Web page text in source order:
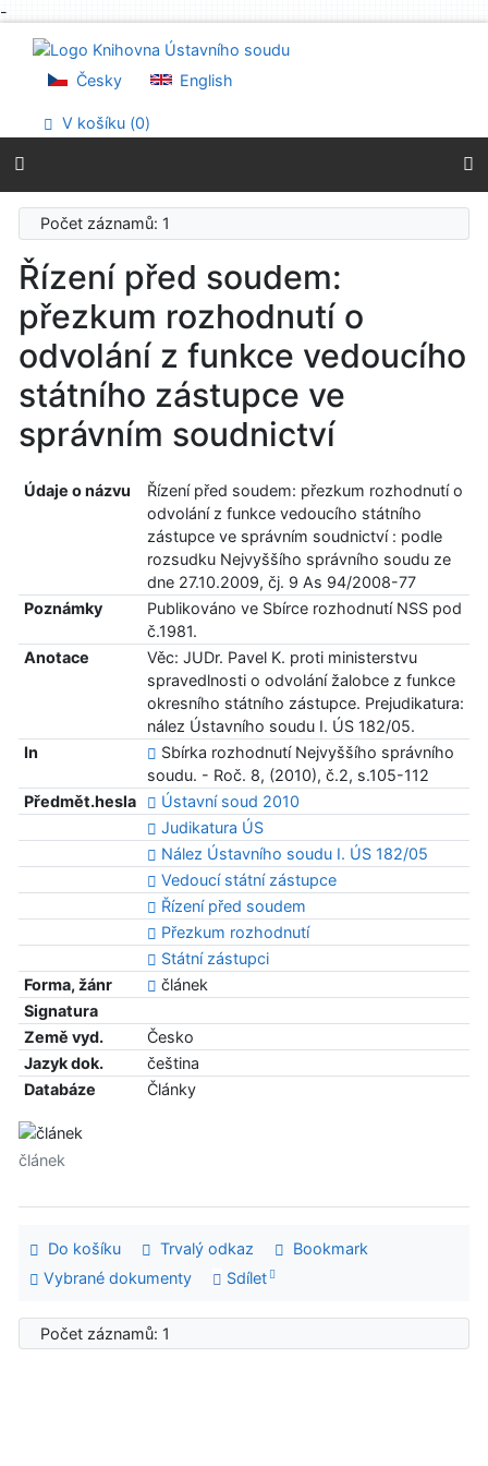
-
Přejít na menu
Prohlášení o webové přístupnosti
Česky English
V košíku (0)
Počet záznamů: 1
Řízení před soudem:
přezkum rozhodnutí o
odvolání z funkce vedoucího
státního zástupce ve
správním soudnictví
Údaje o názvu
Řízení před soudem: přezkum rozhodnutí o
odvolání z funkce vedoucího státního
zástupce ve správním soudnictví : podle
rozsudku Nejvyššího správního soudu ze
dne 27.10.2009, čj. 9 As 94/2008-77
Poznámky
Publikováno ve Sbírce rozhodnutí NSS pod
č.1981.
Anotace
Věc: JUDr. Pavel K. proti ministerstvu
spravedlnosti o odvolání žalobce z funkce
okresního státního zástupce. Prejudikatura:
nález Ústavního soudu I. ÚS 182/05.
In
Sbírka rozhodnutí Nejvyššího správního
soudu. - Roč. 8, (2010), č.2, s.105-112
Předmět.hesla
Ústavní soud 2010
Judikatura ÚS
Nález Ústavního soudu I. ÚS 182/05
Vedoucí státní zástupce
Řízení před soudem
Přezkum rozhodnutí
Státní zástupci
Forma, žánr
článek
Signatura
Země vyd.
Česko
Jazyk dok.
čeština
Databáze
Články
článek
Do košíku Trvalý odkaz
Bookmark
Vybrané dokumenty
Sdílet
Počet záznamů: 1